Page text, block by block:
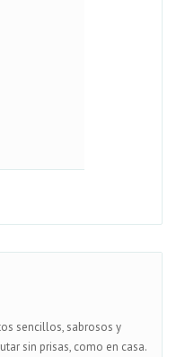
sencillos, sabrosos y
sin prisas, como en casa.